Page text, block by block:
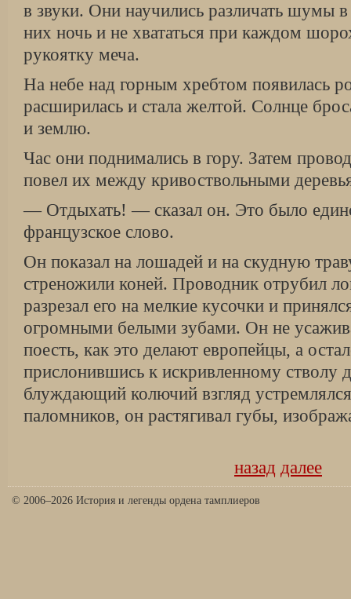
в звуки. Они научились различать шумы
них ночь и не хвататься при каждом
рукоятку меча.
На небе над горным хребтом появилась
расширилась и стала желтой. Солнце
и землю.
Час они поднимались в гору. Затем
повел их между кривоствольными
— Отдыхать! — сказал он. Это было
французское слово.
Он показал на лошадей и на скудную
стреножили коней. Проводник отрубил
разрезал его на мелкие кусочки и
огромными белыми зубами. Он не
поесть, как это делают европейцы, а
прислонившись к искривленному стволу
блуждающий колючий взгляд
паломников, он растягивал губы,
назад далее
© 2006–2026 История и легенды ордена тамплиеров